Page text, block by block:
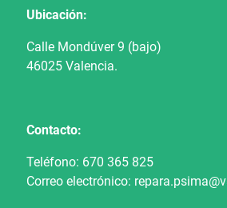
Ubicación:
Calle Mondúver 9 (bajo)
46025 Valencia.
Contacto:
Teléfono: 670 365 825
Correo electrónico: